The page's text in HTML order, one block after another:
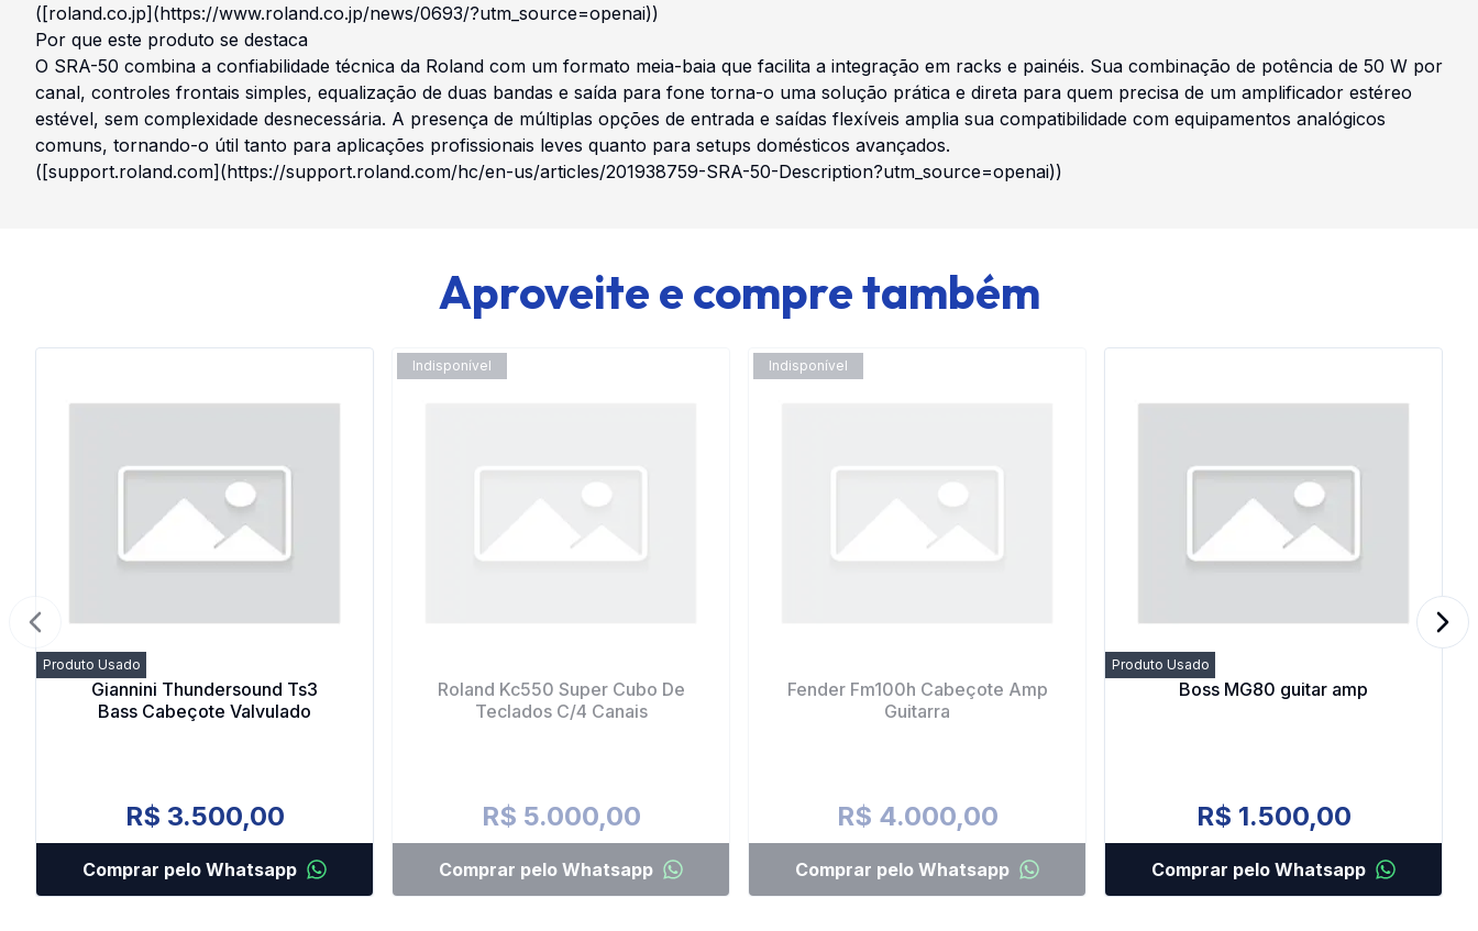
([roland.co.jp](https://www.roland.co.jp/news/0693/?utm_source=openai))
Por que este produto se destaca
O SRA-50 combina a confiabilidade técnica da Roland com um formato meia-baia que facilita a integração em racks e painéis. Sua combinação de potência de 50 W por
canal, controles frontais simples, equalização de duas bandas e saída para fone torna-o uma solução prática e direta para quem precisa de um amplificador estéreo
estével, sem complexidade desnecessária. A presença de múltiplas opções de entrada e saídas flexíveis amplia sua compatibilidade com equipamentos analógicos
comuns, tornando-o útil tanto para aplicações profissionais leves quanto para setups domésticos avançados.
([support.roland.com](https://support.roland.com/hc/en-us/articles/201938759-SRA-50-Description?utm_source=openai))
Aproveite e compre também
Produto Usado
Giannini Thundersound Ts3
Bass Cabeçote Valvulado
R$ 3.500,00
Comprar pelo Whatsapp
Indisponível
Roland Kc550 Super Cubo De
Teclados C/4 Canais
R$ 5.000,00
Comprar pelo Whatsapp
Indisponível
Fender Fm100h Cabeçote Amp
Guitarra
R$ 4.000,00
Comprar pelo Whatsapp
Produto Usado
Boss MG80 guitar amp
R$ 1.500,00
Comprar pelo Whatsapp
Previous slide